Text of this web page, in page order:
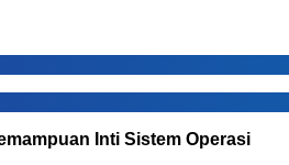
Inti Sistem Operasi